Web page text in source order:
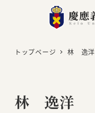
トップページ 林 逸洋
林 逸洋